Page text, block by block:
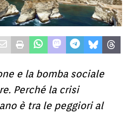
e la bomba sociale
Perché la crisi
è tra le peggiori al